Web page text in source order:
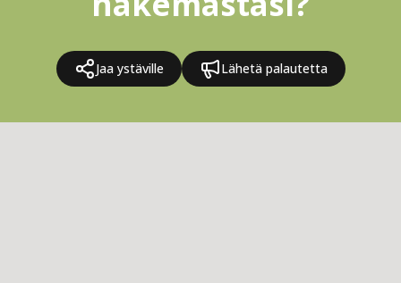
Jaa ystäville Lähetä palautetta